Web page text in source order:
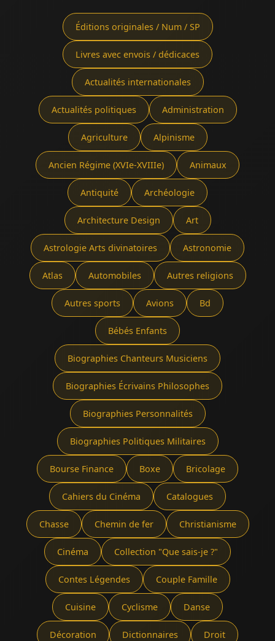
Éditions originales / Num / SP
Livres avec envois / dédicaces
Actualités internationales
Actualités politiques Administration
Agriculture Alpinisme
Ancien Régime (XVIe-XVIIIe) Animaux
Antiquité Archéologie
Architecture Design Art
Astrologie Arts divinatoires Astronomie
Atlas Automobiles Autres religions
Autres sports Avions Bd
Bébés Enfants
Biographies Chanteurs Musiciens
Biographies Écrivains Philosophes
Biographies Personnalités
Biographies Politiques Militaires
Bourse Finance Boxe Bricolage
Cahiers du Cinéma Catalogues
Chasse Chemin de fer Christianisme
Cinéma Collection "Que sais-je ?"
Contes Légendes Couple Famille
Cuisine Cyclisme Danse
Décoration Dictionnaires Droit